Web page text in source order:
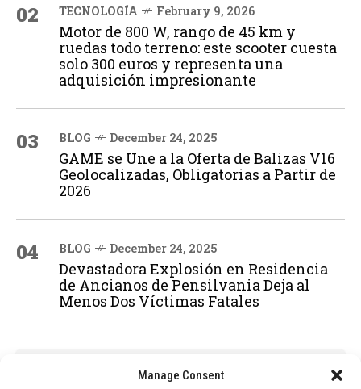
Manage Consent
02 TECNOLOGÍA February 9, 2026
Motor de 800 W, rango de 45 km y
ruedas todo terreno: este scooter cuesta
solo 300 euros y representa una
adquisición impresionante
03 BLOG December 24, 2025
GAME se Une a la Oferta de Balizas V16
Geolocalizadas, Obligatorias a Partir de
2026
04 BLOG December 24, 2025
Devastadora Explosión en Residencia
de Ancianos de Pensilvania Deja al
Menos Dos Víctimas Fatales